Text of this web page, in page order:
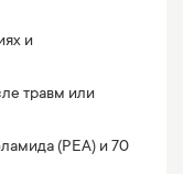
и
травм или
(PEA) и 70